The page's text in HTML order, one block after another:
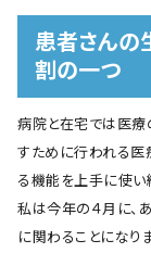
患者さんの
割の一つ
病院と在宅では医療
すために行われる医
る機能を上手に使い
私は今年の４月に、
に関わることになり